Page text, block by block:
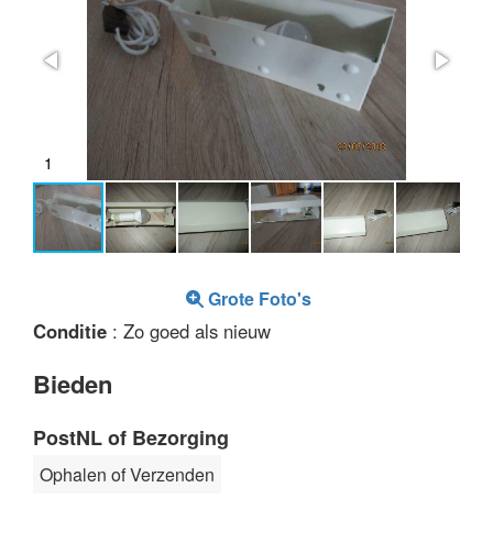
1
Grote Foto's
Conditie : Zo goed als nieuw
Bieden
PostNL of Bezorging
Ophalen of Verzenden